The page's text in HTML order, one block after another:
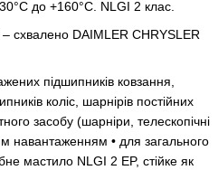
до +160°C. NLGI 2 клас.
схвалено DAIMLER CHRYSLER
підшипників ковзання,
коліс, шарнірів постійних
засобу (шарніри, телескопічні
навантаженням • для загального
мастило NLGI 2 EP, стійке як